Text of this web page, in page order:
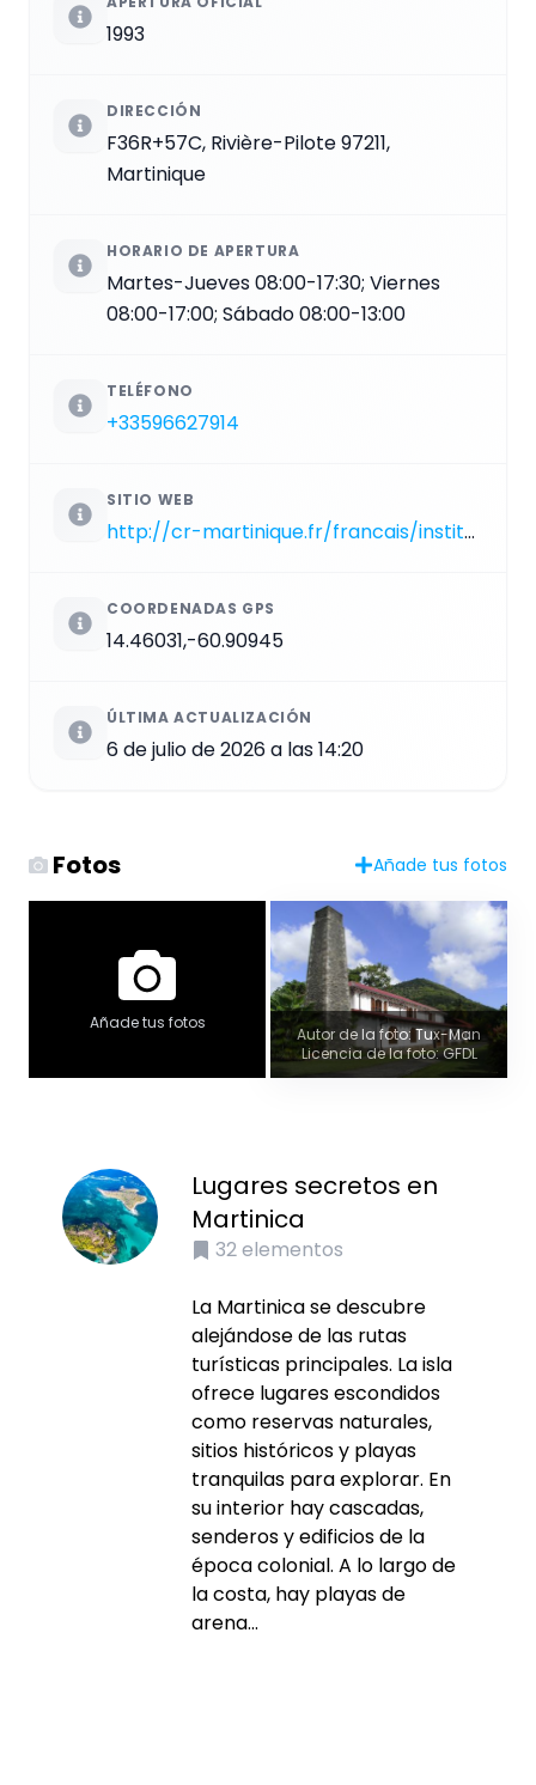
1993
DIRECCIÓN
F36R+57C, Rivière-Pilote 97211,
Martinique
HORARIO DE APERTURA
Martes-Jueves 08:00-17:30; Viernes
08:00-17:00; Sábado 08:00-13:00
TELÉFONO
+33596627914
SITIO WEB
http://cr-martinique.fr/francais/institution/serv-region/musees/ecomusee.htm
COORDENADAS GPS
14.46031,-60.90945
ÚLTIMA ACTUALIZACIÓN
6 de julio de 2026 a las 14:20
Fotos Añade tus fotos
Añade tus fotos
Autor de la foto: Tux-Man
Licencia de la foto: GFDL
Lugares secretos en
Martinica
32elementos
La Martinica se descubre
alejándose de las rutas
turísticas principales. La isla
ofrece lugares escondidos
como reservas naturales,
sitios históricos y playas
tranquilas para explorar. En
su interior hay cascadas,
senderos y edificios de la
época colonial. A lo largo de
la costa, hay playas de
arena...